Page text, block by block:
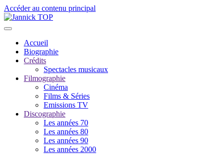
Accéder au contenu principal
Accueil
Biographie
Crédits
Spectacles musicaux
Filmographie
Cinéma
Films & Séries
Emissions TV
Discographie
Les années 70
Les années 80
Les années 90
Les années 2000